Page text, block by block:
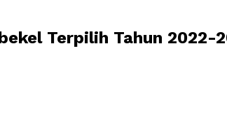
Terpilih Tahun 2022-